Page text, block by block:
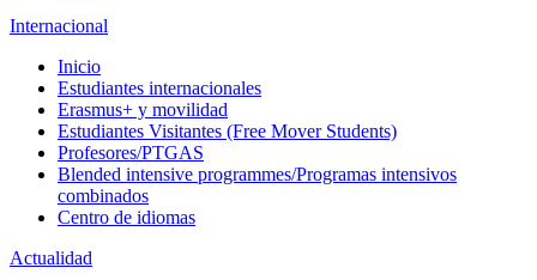
Internacional
Inicio
Estudiantes internacionales
Erasmus+ y movilidad
Estudiantes Visitantes (Free Mover Students)
Profesores/PTGAS
Blended intensive programmes/Programas intensivos
combinados
Centro de idiomas
Actualidad